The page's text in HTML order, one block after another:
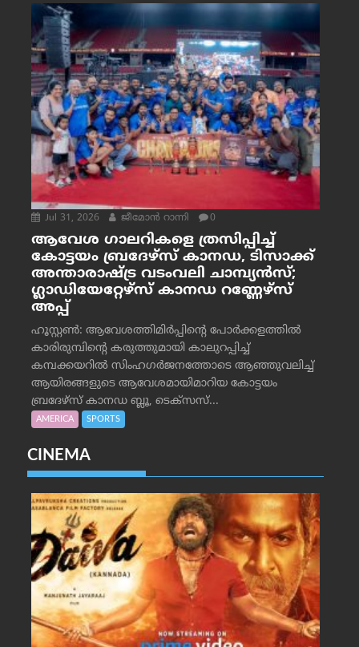
Jul 31, 2026 ജീമോന്‍ റാന്നി 0
ആവേശ ഗാലറികളെ ത്രസിപ്പിച്ച്
കോട്ടയം ബ്രദേഴ്‌സ് കാനഡ, ടിസാക്ക്
അന്താരാഷ്ട്ര വടംവലി ചാമ്പ്യന്‍സ്;
ഗ്ലാഡിയേറ്റേഴ്‌സ് കാനഡ റണ്ണേഴ്‌സ്
അപ്പ്
ഹൂസ്റ്റണ്‍: ആവേശത്തിമിര്‍പ്പിന്റെ പോര്‍ക്കളത്തില്‍
കാരിരുമ്പിന്റെ കരുത്തുമായി കാലുറപ്പിച്ച്
കമ്പക്കയറില്‍ സിംഹഗര്‍ജനത്തോടെ ആഞ്ഞുവലിച്ച്
ആയിരങ്ങളുടെ ആവേശമായിമാറിയ കോട്ടയം
ബ്രദേഴ്‌സ് കാനഡ ബ്ലൂ, ടെക്‌സസ്...
AMERICA SPORTS
CINEMA